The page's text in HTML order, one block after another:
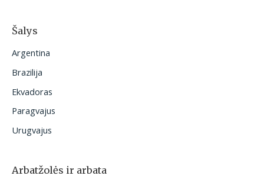
Šalys
Argentina
Brazilija
Ekvadoras
Paragvajus
Urugvajus
Arbatžolės ir arbata